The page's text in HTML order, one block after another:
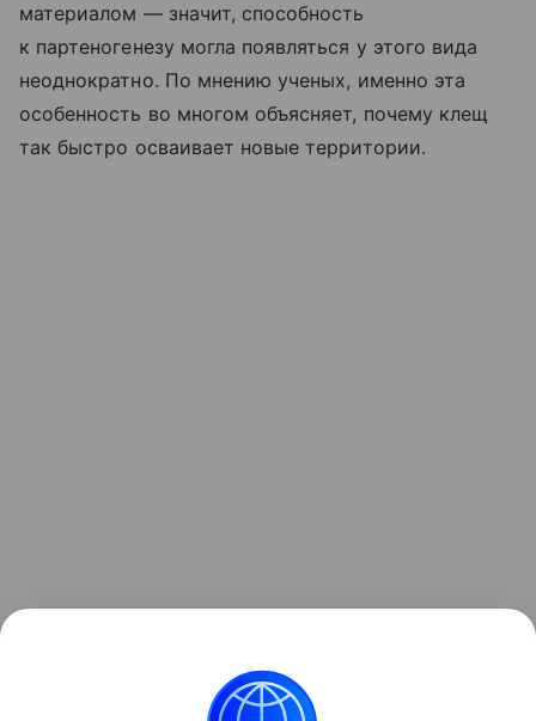
материалом — значит, способность
к партеногенезу могла появляться у этого вида
неоднократно. По мнению ученых, именно эта
особенность во многом объясняет, почему клещ
так быстро осваивает новые территории.
Ленинградской области оказались переносчиками